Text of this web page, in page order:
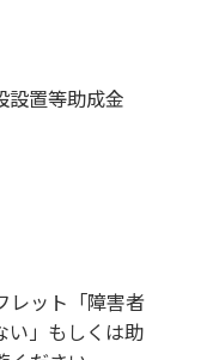
置等助成金
レット「障害者
い」もしくは助